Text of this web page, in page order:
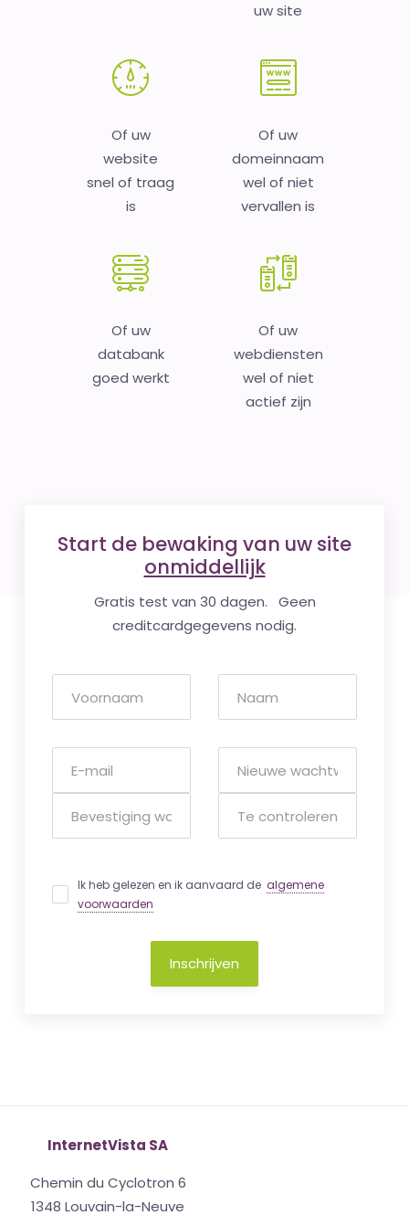
uw site
Of uw
website
snel of traag
is
Of uw
domeinnaam
wel of niet
vervallen is
Of uw
databank
goed werkt
Of uw
webdiensten
wel of niet
actief zijn
Start de bewaking van uw site
onmiddellijk
Gratis test van 30 dagen. Geen
creditcardgegevens nodig.
Ik heb gelezen en ik aanvaard de algemene
voorwaarden
Inschrijven
InternetVista SA
Chemin du Cyclotron 6
1348 Louvain-la-Neuve